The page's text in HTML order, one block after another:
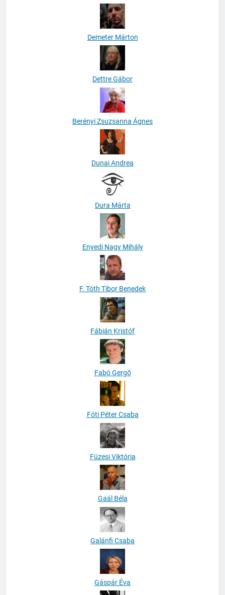
Demeter Márton
Dettre Gábor
Berényi Zsuzsanna Ágnes
Dunai Andrea
Dura Márta
Enyedi Nagy Mihály
F. Tóth Tibor Benedek
Fábián Kristóf
Fabó Gergő
Fóti Péter Csaba
Füzesi Viktória
Gaál Béla
Galánfi Csaba
Gáspár Éva